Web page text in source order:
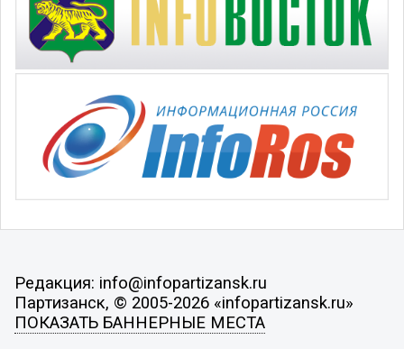
Редакция: info@infopartizansk.ru
Партизанск, © 2005-2026 «infopartizansk.ru»
ПОКАЗАТЬ БАННЕРНЫЕ МЕСТА